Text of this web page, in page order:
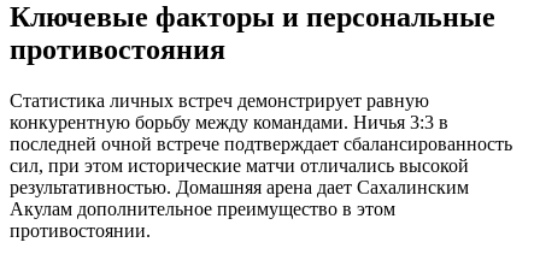
Ключевые факторы и персональные
противостояния
Статистика личных встреч демонстрирует равную
конкурентную борьбу между командами. Ничья 3:3 в
последней очной встрече подтверждает сбалансированность
сил, при этом исторические матчи отличались высокой
результативностью. Домашняя арена дает Сахалинским
Акулам дополнительное преимущество в этом
противостоянии.